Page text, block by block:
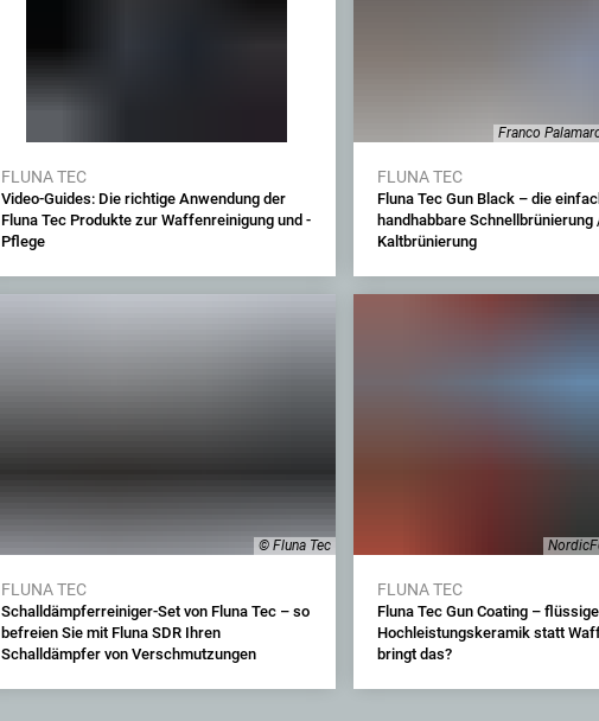
FLUNA TEC
Video-Guides: Die richtige Anwendung der
Fluna Tec Produkte zur Waffenreinigung und -
Pflege
Franco
FLUNA TEC
Fluna Tec Gun Black – die
handhabbare Schnellbrünierung
Kaltbrünierung
© Fluna Tec
FLUNA TEC
Schalldämpferreiniger-Set von Fluna Tec – so
befreien Sie mit Fluna SDR Ihren
Schalldämpfer von Verschmutzungen
FLUNA TEC
Fluna Tec Gun Coating – flüssige
Hochleistungskeramik statt
bringt das?